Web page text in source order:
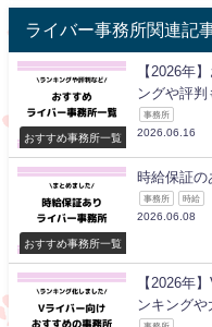
ライバー事務所関連記
おすすめ事務所一覧
【2026年
ングや評判
事務所
2026.06.16
おすすめ事務所一覧
時給保証の
事務所 時給
2026.06.08
【2026年
ンキングや